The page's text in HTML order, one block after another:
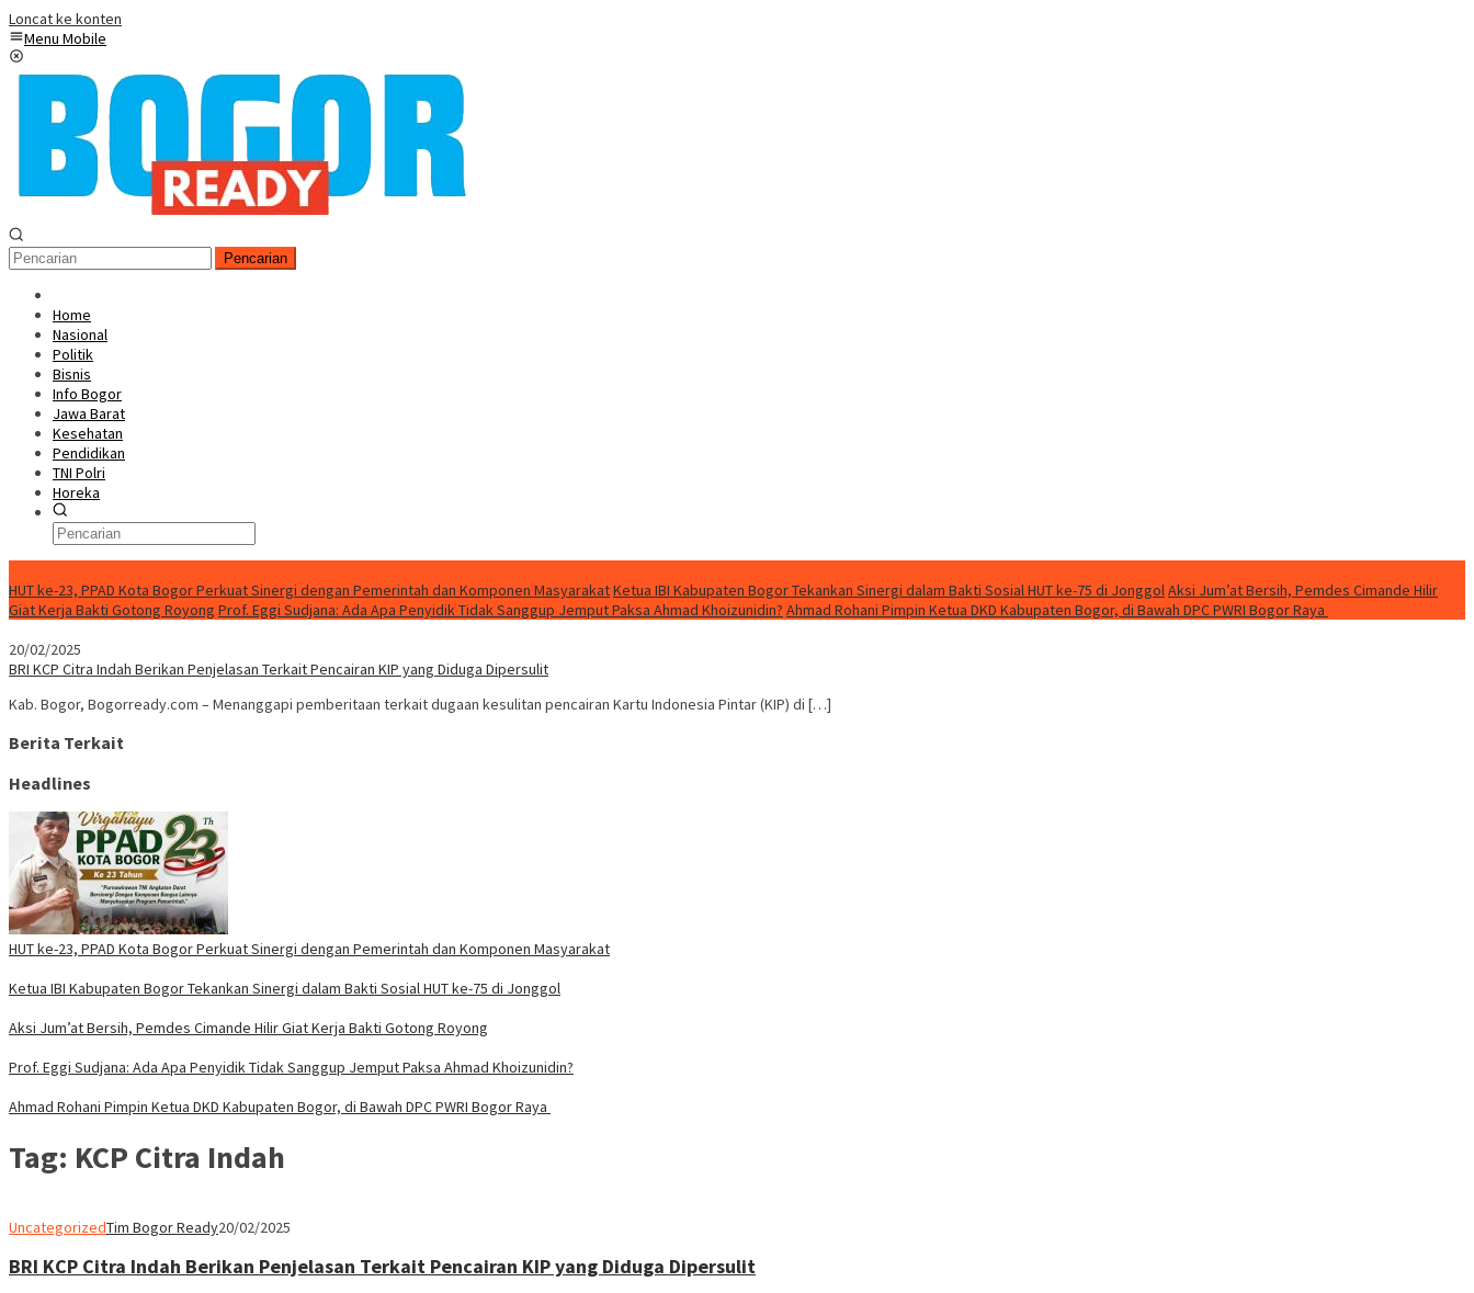
Loncat ke konten
Menu Mobile
Pencarian
Home
Nasional
Politik
Bisnis
Info Bogor
Jawa Barat
Kesehatan
Pendidikan
TNI Polri
Horeka
HUT ke-23, PPAD Kota Bogor Perkuat Sinergi dengan Pemerintah dan Komponen MasyarakatKetua IBI Kabupaten Bogor Tekankan Sinergi dalam Bakti Sosial HUT ke-75 di JonggolAksi Jum’at Bersih, Pemdes Cimande Hilir
Giat Kerja Bakti Gotong Royong Prof. Eggi Sudjana: Ada Apa Penyidik Tidak Sanggup Jemput Paksa Ahmad Khoizunidin? Ahmad Rohani Pimpin Ketua DKD Kabupaten Bogor, di Bawah DPC PWRI Bogor Raya
20/02/2025
BRI KCP Citra Indah Berikan Penjelasan Terkait Pencairan KIP yang Diduga Dipersulit
Kab. Bogor, Bogorready.com – Menanggapi pemberitaan terkait dugaan kesulitan pencairan Kartu Indonesia Pintar (KIP) di […]
Berita Terkait
Headlines
HUT ke-23, PPAD Kota Bogor Perkuat Sinergi dengan Pemerintah dan Komponen Masyarakat
Ketua IBI Kabupaten Bogor Tekankan Sinergi dalam Bakti Sosial HUT ke-75 di Jonggol
Aksi Jum’at Bersih, Pemdes Cimande Hilir Giat Kerja Bakti Gotong Royong
Prof. Eggi Sudjana: Ada Apa Penyidik Tidak Sanggup Jemput Paksa Ahmad Khoizunidin?
Ahmad Rohani Pimpin Ketua DKD Kabupaten Bogor, di Bawah DPC PWRI Bogor Raya
Tag: KCP Citra Indah
UncategorizedTim Bogor Ready20/02/2025
BRI KCP Citra Indah Berikan Penjelasan Terkait Pencairan KIP yang Diduga Dipersulit